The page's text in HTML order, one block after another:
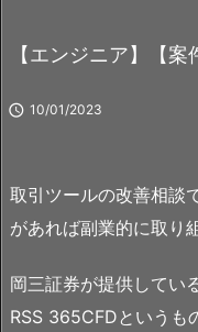
【エンジニア】【
 10/01/2023
取引ツールの改善相談
があれば副業的に取り
岡三証券が提供してい
RSS 365CFDというも